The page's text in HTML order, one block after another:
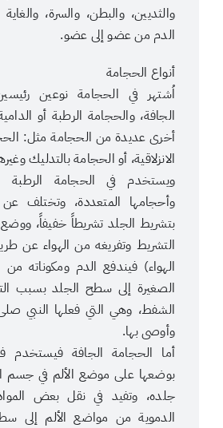
والثديين، والبطن، والسرة،
الدم من عضو إلى عضو.
أنواع الحجامة
اُشتهر في الحجامة نوعين
الجافة، والحجامة الرطبة أو
أخرى عديدة من الحجامة مثل:
الانزلاقية، أو الحجامة بالتدليك
ويستخدم في الحجامة الرطبة
وأحجامها المتعددة، وتختلف
بتشريط الجلد تشريطاً خفيفاً،
التشريط وتفريغه من الهواء
الهواء) فيندفع الدم ومكوناته من
الصغيرة إلى سطح الجلد بسبب
الشفط، وهي التي فعلها النبي
وأوصى بها.
أما الحجامة الجافة فيستخدم
بوضعها على موضع الألم في
جلده، وتفيد في نقل بعض
الدموية من مواضع الألم إلى